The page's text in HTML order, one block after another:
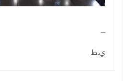
ــــ
ي.ط